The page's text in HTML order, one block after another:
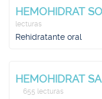
HEMOHIDRAT
lecturas
Rehidratante oral
HEMOHIDRAT
655 lecturas